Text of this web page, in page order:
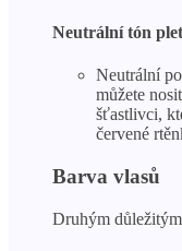
Neutrální tón
Neutrální
můžete
šťastlivci,
červené
Barva vlasů
Druhým